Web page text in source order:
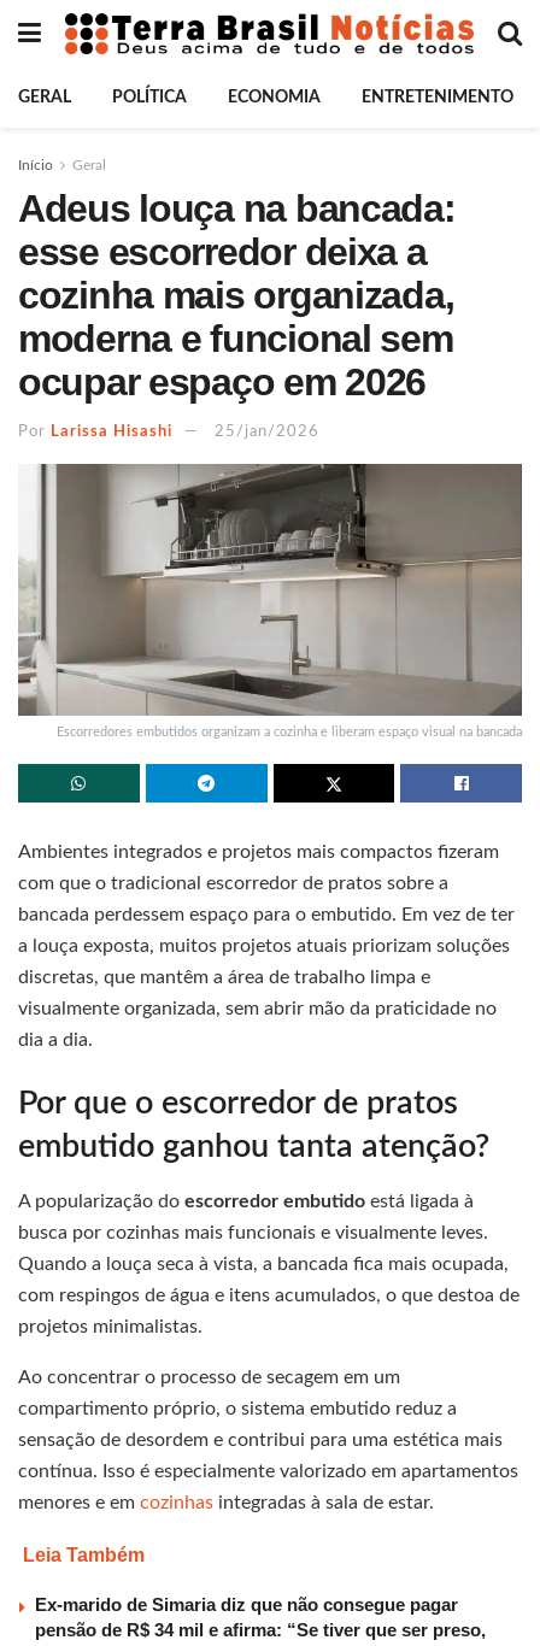
GERAL POLÍTICA ECONOMIA ENTRETENIMENTO
Início Geral
Adeus louça na bancada:
esse escorredor deixa a
cozinha mais organizada,
moderna e funcional sem
ocupar espaço em 2026
Por Larissa Hisashi 25/jan/2026
Escorredores embutidos organizam a cozinha e liberam espaço visual na bancada
Ambientes integrados e projetos mais compactos fizeram
com que o tradicional escorredor de pratos sobre a
bancada perdessem espaço para o embutido. Em vez de ter
a louça exposta, muitos projetos atuais priorizam soluções
discretas, que mantêm a área de trabalho limpa e
visualmente organizada, sem abrir mão da praticidade no
dia a dia.
Por que o escorredor de pratos
embutido ganhou tanta atenção?
A popularização do escorredor embutido está ligada à
busca por cozinhas mais funcionais e visualmente leves.
Quando a louça seca à vista, a bancada fica mais ocupada,
com respingos de água e itens acumulados, o que destoa de
projetos minimalistas.
Ao concentrar o processo de secagem em um
compartimento próprio, o sistema embutido reduz a
sensação de desordem e contribui para uma estética mais
contínua. Isso é especialmente valorizado em apartamentos
menores e em cozinhas integradas à sala de estar.
Leia Também
Ex-marido de Simaria diz que não consegue pagar
pensão de R$ 34 mil e afirma: “Se tiver que ser preso,